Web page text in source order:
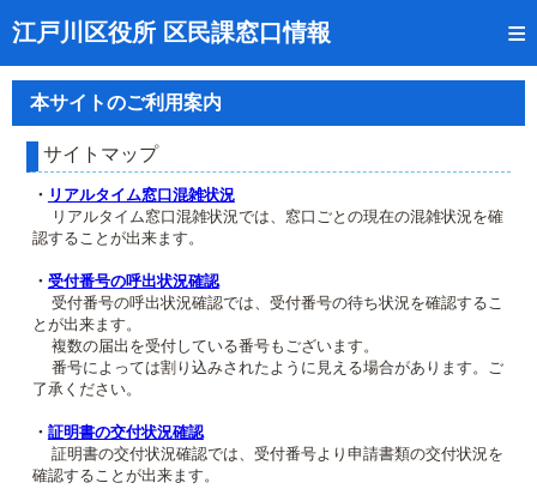
江戸川区役所 区民課窓口情報
トップページ
受付番号の呼出状況確認
証明書の交付状況確認
呼出状況のメール通知登録
来庁日時の事前予約
事前予約の確認・取消
混雑予想カレンダー
本サイトのご利用案内
本サイトのご利用案内
サイトマップ
・ リアルタイム窓口混雑状況
リアルタイム窓口混雑状況では、窓口ごとの現在の混雑状況を確
認することが出来ます。
・ 受付番号の呼出状況確認
受付番号の呼出状況確認では、受付番号の待ち状況を確認するこ
とが出来ます。
複数の届出を受付している番号もございます。
番号によっては割り込みされたように見える場合があります。ご
了承ください。
・ 証明書の交付状況確認
証明書の交付状況確認では、受付番号より申請書類の交付状況を
確認することが出来ます。